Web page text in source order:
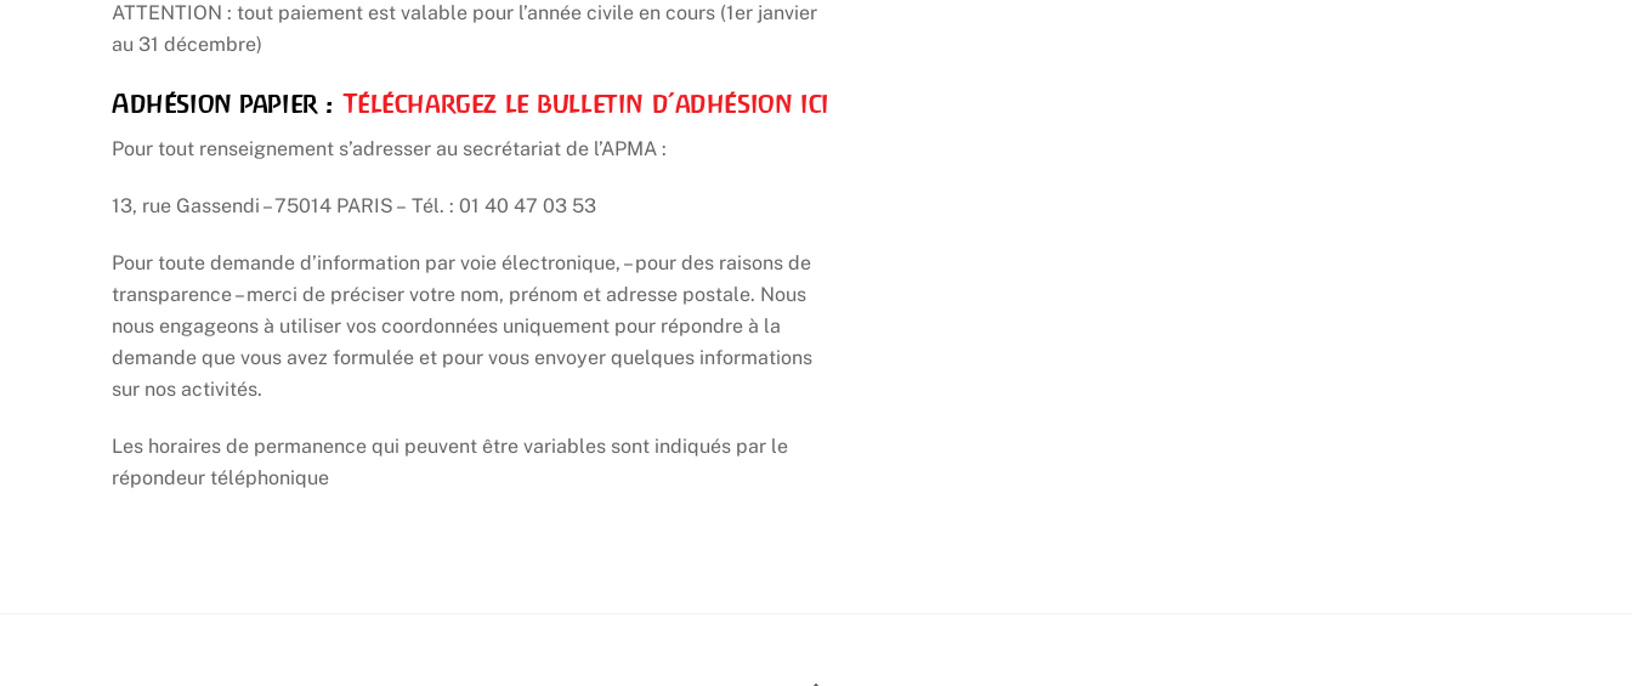
ATTENTION : tout paiement est valable pour l’année civile en cours (1er janvier
au 31 décembre)
Adhésion papier :Téléchargez le bulletin d’adhésion ici
Pour tout renseignement s’adresser au secrétariat de l’APMA :
13, rue Gassendi – 75014 PARIS – Tél. : 01 40 47 03 53
Pour toute demande d’information par voie électronique, – pour des raisons de
transparence – merci de préciser votre nom, prénom et adresse postale. Nous
nous engageons à utiliser vos coordonnées uniquement pour répondre à la
demande que vous avez formulée et pour vous envoyer quelques informations
sur nos activités.
Les horaires de permanence qui peuvent être variables sont indiqués par le
répondeur téléphonique